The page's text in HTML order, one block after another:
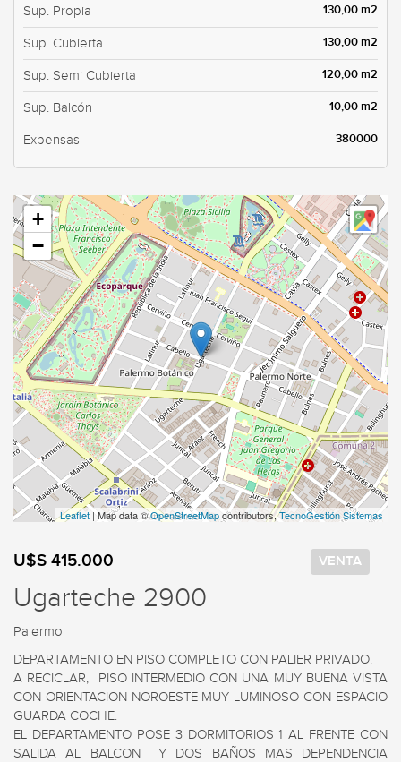
Sup. Propia 130,00 m2
Sup. Cubierta 130,00 m2
Sup. Semi Cubierta 120,00 m2
Sup. Balcón 10,00 m2
Expensas 380000
+
−
Leaflet | Map data ©OpenStreetMapcontributors,TecnoGestión Sistemas
U$S 415.000 VENTA
Ugarteche 2900
Palermo
DEPARTAMENTO EN PISO COMPLETO CON PALIER PRIVADO.
A RECICLAR,  PISO INTERMEDIO CON UNA MUY BUENA VISTA
CON ORIENTACION NOROESTE MUY LUMINOSO CON ESPACIO
GUARDA COCHE.
EL DEPARTAMENTO POSE 3 DORMITORIOS 1 AL FRENTE CON
SALIDA AL BALCON  Y DOS BAÑOS MAS DEPENDENCIA